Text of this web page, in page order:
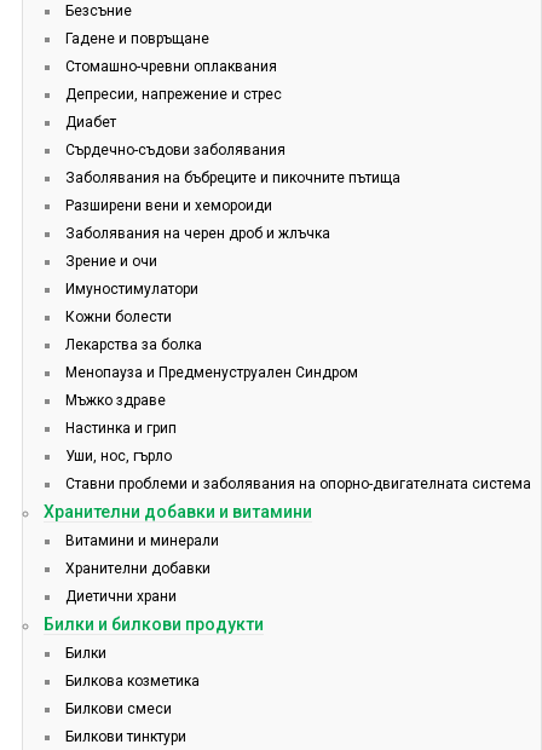
Безсъние
Гадене и повръщане
Стомашно-чревни оплаквания
Депресии, напрежение и стрес
Диабет
Сърдечно-съдови заболявания
Заболявания на бъбреците и пикочните пътища
Разширени вени и хемороиди
Заболявания на черен дроб и жлъчка
Зрение и очи
Имуностимулатори
Кожни болести
Лекарства за болка
Менопауза и Предменуструален Синдром
Мъжко здраве
Настинка и грип
Уши, нос, гърло
Ставни проблеми и заболявания на опорно-двигателната система
Хранителни добавки и витамини
Витамини и минерали
Хранителни добавки
Диетични храни
Билки и билкови продукти
Билки
Билкова козметика
Билкови смеси
Билкови тинктури